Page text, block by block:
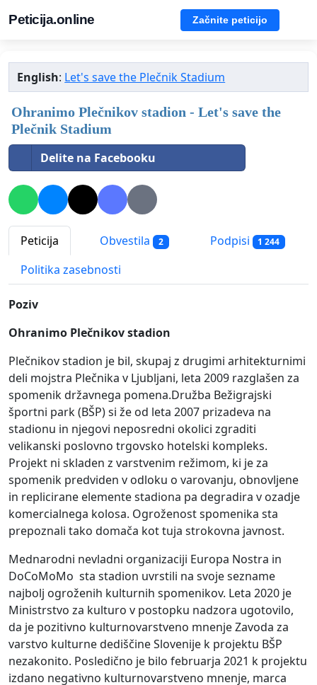
Peticija.online Začnite peticijo
English: Let's save the Plečnik Stadium
Ohranimo Plečnikov stadion - Let's save the
Plečnik Stadium
Delite na Facebooku
Peticija Obvestila 2 Podpisi 1 244
Politika zasebnosti
Poziv
Ohranimo Plečnikov stadion
Plečnikov stadion je bil, skupaj z drugimi arhitekturnimi
deli mojstra Plečnika v Ljubljani, leta 2009 razglašen za
spomenik državnega pomena.Družba Bežigrajski
športni park (BŠP) si že od leta 2007 prizadeva na
stadionu in njegovi neposredni okolici zgraditi
velikanski poslovno trgovsko hotelski kompleks.
Projekt ni skladen z varstvenim režimom, ki je za
spomenik predviden v odloku o varovanju, obnovljene
in replicirane elemente stadiona pa degradira v ozadje
komercialnega kolosa. Ogroženost spomenika sta
prepoznali tako domača kot tuja strokovna javnost.
Mednarodni nevladni organizaciji Europa Nostra in
DoCoMoMo sta stadion uvrstili na svoje sezname
najbolj ogroženih kulturnih spomenikov. Leta 2020 je
Ministrstvo za kulturo v postopku nadzora ugotovilo,
da je pozitivno kulturnovarstveno mnenje Zavoda za
varstvo kulturne dediščine Slovenije k projektu BŠP
nezakonito. Posledično je bilo februarja 2021 k projektu
izdano negativno kulturnovarstveno mnenje, marca